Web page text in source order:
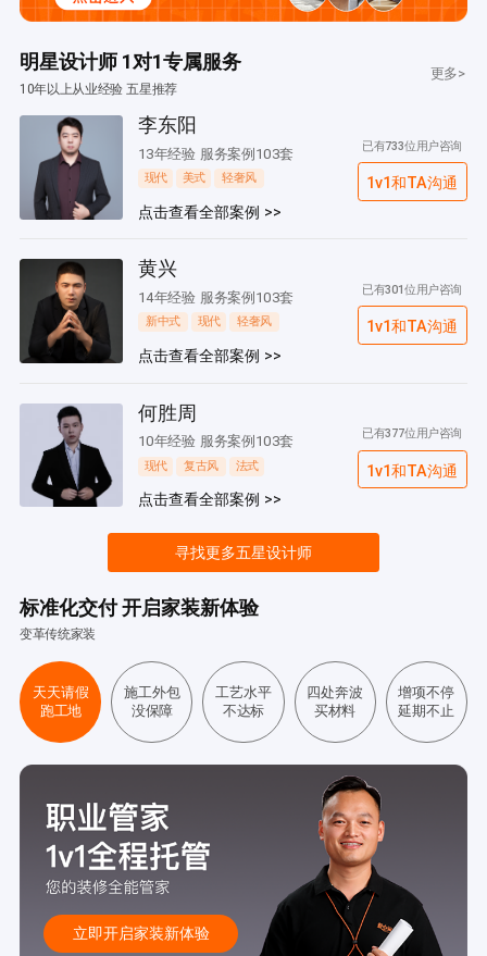
明星设计师 1对1专属服务
10年以上从业经验 五星推荐
更多>
李东阳
13年经验 服务案例103套
现代 美式 轻奢风
点击查看全部案例 >>
已有733位用户咨询
1v1和TA沟通
黄兴
14年经验 服务案例103套
新中式 现代 轻奢风
点击查看全部案例 >>
已有301位用户咨询
1v1和TA沟通
何胜周
10年经验 服务案例103套
现代 复古风 法式
点击查看全部案例 >>
已有377位用户咨询
1v1和TA沟通
寻找更多五星设计师
标准化交付 开启家装新体验
变革传统家装
天天请假
跑工地
施工外包
没保障
工艺水平
不达标
四处奔波
买材料
增项不停
延期不止
立即开启家装新体验